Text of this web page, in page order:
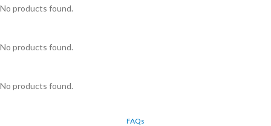
No products found.
No products found.
No products found.
FAQs